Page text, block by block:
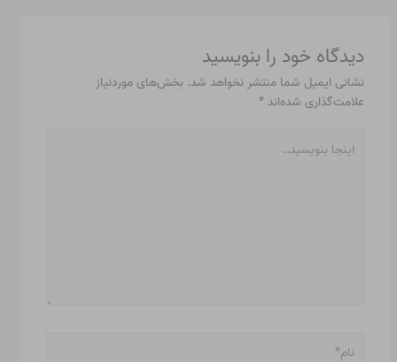
دیدگاه‌ خود را بنویسید
نشانی ایمیل شما منتشر نخواهد شد. بخش‌های موردنیاز
علامت‌گذاری شده‌اند *
بنویسید…